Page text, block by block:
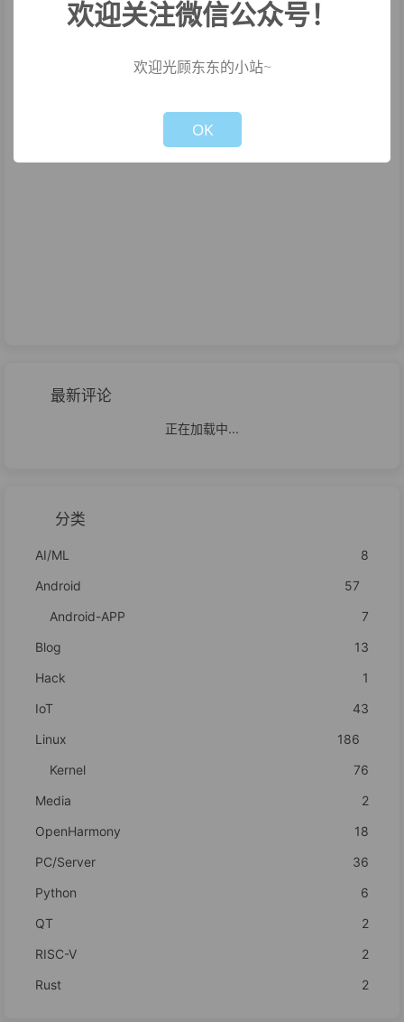
最新评论
正在加载中...
分类
AI/ML
8
Android
57
Android-APP
7
Blog
13
Hack
1
IoT
43
Linux
186
Kernel
76
Media
2
OpenHarmony
18
PC/Server
36
Python
6
QT
2
RISC-V
2
Rust
2
欢迎关注微信公众号！
欢迎光顾东东的小站~
OK